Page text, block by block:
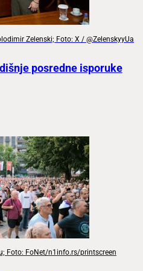
Zelenski; Foto: X / @ZelenskyyUa
posredne isporuke
Foto: FoNet/n1info.rs/printscreen